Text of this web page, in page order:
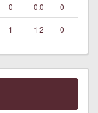
0 0:0 0
1 1:2 0